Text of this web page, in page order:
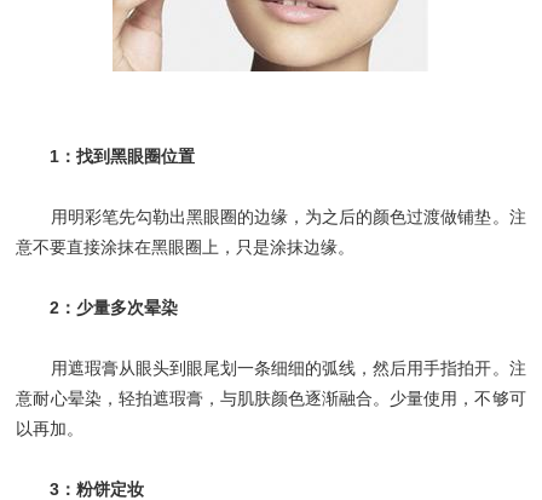
1：找到黑眼圈位置
用明彩笔先勾勒出黑眼圈的边缘，为之后的颜色过渡做铺垫。注
意不要直接涂抹在黑眼圈上，只是涂抹边缘。
2：少量多次晕染
用遮瑕膏从眼头到眼尾划一条细细的弧线，然后用手指拍开。注
意耐心晕染，轻拍遮瑕膏，与肌肤颜色逐渐融合。少量使用，不够可
以再加。
3：粉饼定妆